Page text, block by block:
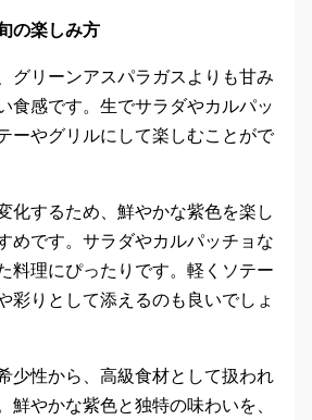
の楽しみ方
グリーンアスパラガスよりも甘み
食感です。生でサラダやカルパッ
ーやグリルにして楽しむことがで
化するため、鮮やかな紫色を楽し
めです。サラダやカルパッチョな
料理にぴったりです。軽くソテー
彩りとして添えるのも良いでしょ
少性から、高級食材として扱われ
鮮やかな紫色と独特の味わいを、